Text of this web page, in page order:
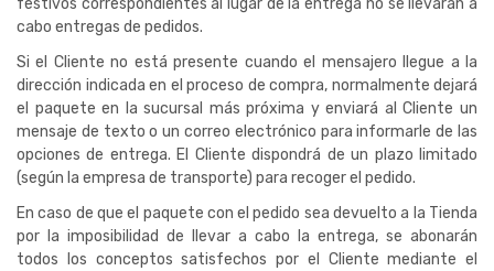
cabo entregas de pedidos.
Si el Cliente no está presente cuando el mensajero llegue a la
dirección indicada en el proceso de compra, normalmente dejará
el paquete en la sucursal más próxima y enviará al Cliente un
mensaje de texto o un correo electrónico para informarle de las
opciones de entrega. El Cliente dispondrá de un plazo limitado
(según la empresa de transporte) para recoger el pedido.
En caso de que el paquete con el pedido sea devuelto a la Tienda
por la imposibilidad de llevar a cabo la entrega, se abonarán
todos los conceptos satisfechos por el Cliente mediante el